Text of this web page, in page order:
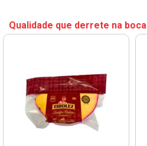
Qualidade que derrete na boca